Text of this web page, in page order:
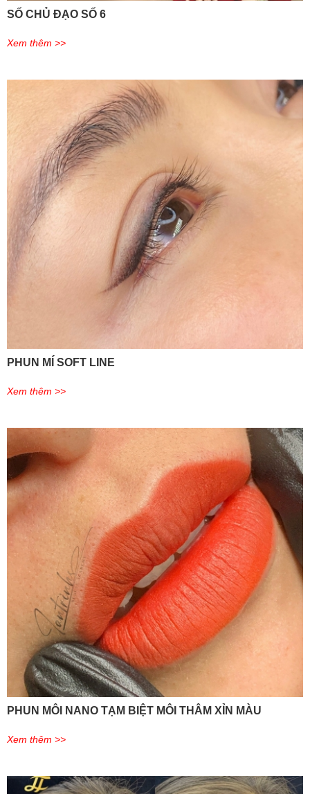
SỐ CHỦ ĐẠO SỐ 6
Xem thêm >>
PHUN MÍ SOFT LINE
Xem thêm >>
PHUN MÔI NANO TẠM BIỆT MÔI THÂM XỈN MÀU
Xem thêm >>